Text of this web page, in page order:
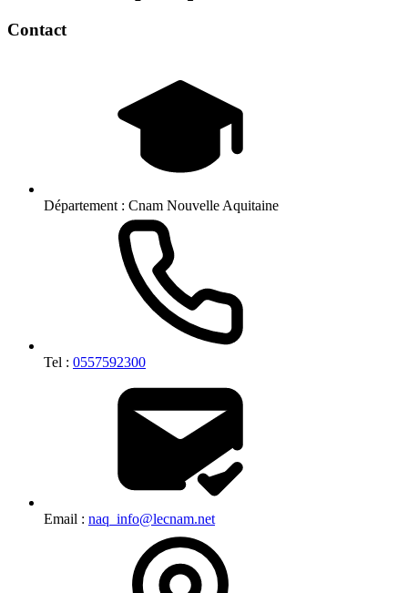
Contact
Département : Cnam Nouvelle Aquitaine
Tel : 0557592300
Email : naq_info@lecnam.net